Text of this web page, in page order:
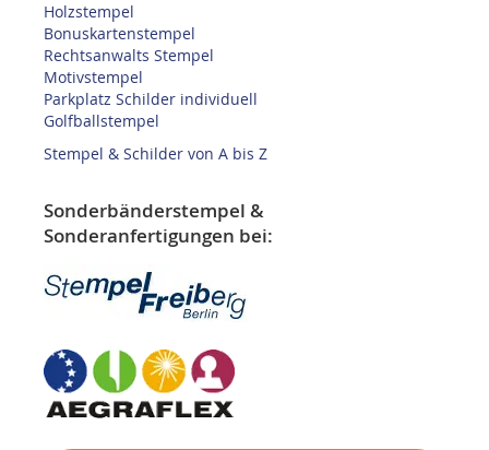
Holzstempel
Bonuskartenstempel
Rechtsanwalts Stempel
Motivstempel
Parkplatz Schilder individuell
Golfballstempel
Stempel & Schilder von A bis Z
Sonderbänderstempel &
Sonderanfertigungen bei: